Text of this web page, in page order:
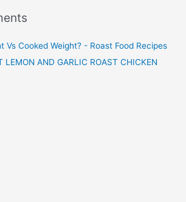
Vs Cooked Weight? - Roast Food Recipes
LEMON AND GARLIC ROAST CHICKEN